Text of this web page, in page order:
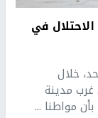
في
خلال
مدينة
مواطنا ...